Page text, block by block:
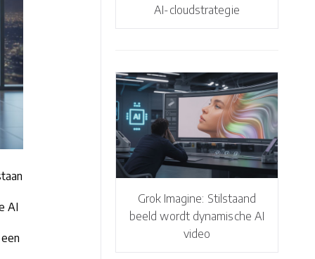
AI
AI-cloudstrategie
Grok Imagine: Stilstaand
beeld wordt dynamische AI
video